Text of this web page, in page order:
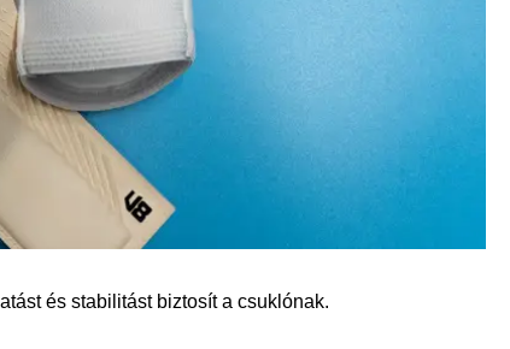
és stabilitást biztosít a csuklónak.